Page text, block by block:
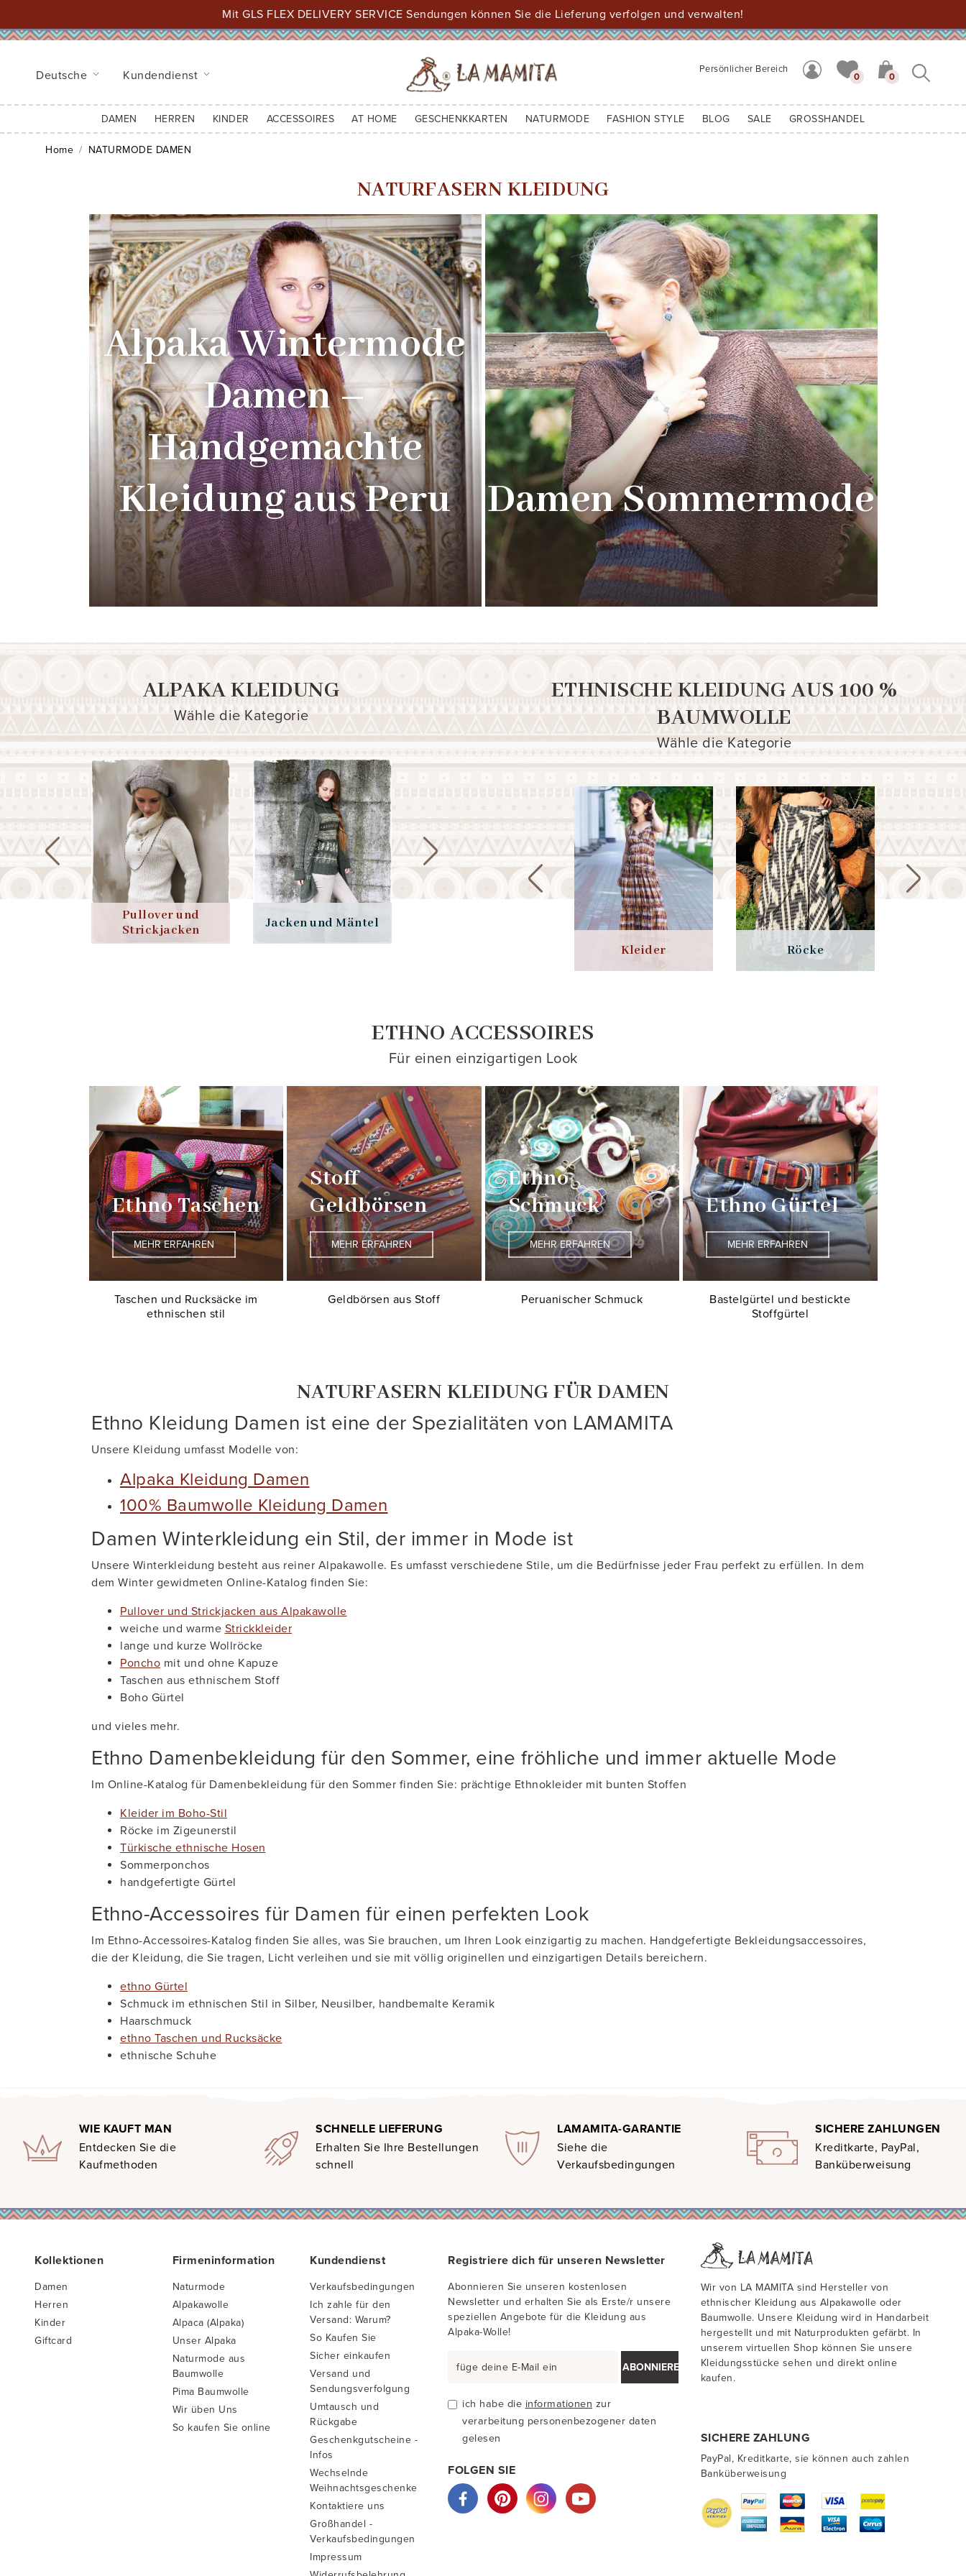
Mit GLS FLEX DELIVERY SERVICE Sendungen können Sie die Lieferung verfolgen und verwalten!
Deutsche Kundendienst Persönlicher Bereich
0 0
DAMEN HERREN KINDER ACCESSOIRES AT HOME GESCHENKKARTEN NATURMODE FASHION STYLE BLOG SALE GROSSHANDEL
Home NATURMODE DAMEN
NATURFASERN KLEIDUNG
Alpaka Wintermode
Damen –
Handgemachte
Kleidung aus Peru
Damen Sommermode
ALPAKA KLEIDUNG
Wähle die Kategorie
Pullover und
Strickjacken
Jacken und Mäntel Strickkleider Röcke
ETHNISCHE KLEIDUNG AUS 100 %
BAUMWOLLE
Wähle die Kategorie
Kleider Röcke
ETHNO ACCESSOIRES
Für einen einzigartigen Look
Ethno Taschen
MEHR ERFAHREN
Taschen und Rucksäcke im
ethnischen stil
Stoff
Geldbörsen
MEHR ERFAHREN
Geldbörsen aus Stoff
Ethno
Schmuck
MEHR ERFAHREN
Peruanischer Schmuck
Ethno Gürtel
MEHR ERFAHREN
Bastelgürtel und bestickte
Stoffgürtel
NATURFASERN KLEIDUNG FÜR DAMEN
Ethno Kleidung Damen ist eine der Spezialitäten von LAMAMITA
Unsere Kleidung umfasst Modelle von:
Alpaka Kleidung Damen
100% Baumwolle Kleidung Damen
Damen Winterkleidung ein Stil, der immer in Mode ist
Unsere Winterkleidung besteht aus reiner Alpakawolle. Es umfasst verschiedene Stile, um die Bedürfnisse jeder Frau perfekt zu erfüllen. In dem
dem Winter gewidmeten Online-Katalog finden Sie:
Pullover und Strickjacken aus Alpakawolle
weiche und warme Strickkleider
lange und kurze Wollröcke
Poncho mit und ohne Kapuze
Taschen aus ethnischem Stoff
Boho Gürtel
und vieles mehr.
Ethno Damenbekleidung für den Sommer, eine fröhliche und immer aktuelle Mode
Im Online-Katalog für Damenbekleidung für den Sommer finden Sie: prächtige Ethnokleider mit bunten Stoffen
Kleider im Boho-Stil
Röcke im Zigeunerstil
Türkische ethnische Hosen
Sommerponchos
handgefertigte Gürtel
Ethno-Accessoires für Damen für einen perfekten Look
Im Ethno-Accessoires-Katalog finden Sie alles, was Sie brauchen, um Ihren Look einzigartig zu machen. Handgefertigte Bekleidungsaccessoires,
die der Kleidung, die Sie tragen, Licht verleihen und sie mit völlig originellen und einzigartigen Details bereichern.
ethno Gürtel
Schmuck im ethnischen Stil in Silber, Neusilber, handbemalte Keramik
Haarschmuck
ethno Taschen und Rucksäcke
ethnische Schuhe
WIE KAUFT MAN
Entdecken Sie die
Kaufmethoden
SCHNELLE LIEFERUNG
Erhalten Sie Ihre Bestellungen
schnell
LAMAMITA-GARANTIE
Siehe die
Verkaufsbedingungen
SICHERE ZAHLUNGEN
Kreditkarte, PayPal,
Banküberweisung
Kollektionen
Damen
Herren
Kinder
Giftcard
Firmeninformation
Naturmode
Alpakawolle
Alpaca (Alpaka)
Unser Alpaka
Naturmode aus
Baumwolle
Pima Baumwolle
Wir üben Uns
So kaufen Sie online
Kundendienst
Verkaufsbedingungen
Ich zahle für den
Versand: Warum?
So Kaufen Sie
Sicher einkaufen
Versand und
Sendungsverfolgung
Umtausch und
Rückgabe
Geschenkgutscheine -
Infos
Wechselnde
Weihnachtsgeschenke
Kontaktiere uns
Großhandel -
Verkaufsbedingungen
Impressum
Registriere dich für unseren Newsletter
Abonnieren Sie unseren kostenlosen
Newsletter und erhalten Sie als Erste/r unsere
speziellen Angebote für die Kleidung aus
Alpaka-Wolle!
ABONNIEREN
ich habe die informationen zur
verarbeitung personenbezogener daten
gelesen
FOLGEN SIE
Wir von LA MAMITA sind Hersteller von
ethnischer Kleidung aus Alpakawolle oder
Baumwolle. Unsere Kleidung wird in Handarbeit
hergestellt und mit Naturprodukten gefärbt. In
unserem virtuellen Shop können Sie unsere
Kleidungsstücke sehen und direkt online
kaufen.
SICHERE ZAHLUNG
PayPal, Kreditkarte, sie können auch zahlen
Banküberweisung